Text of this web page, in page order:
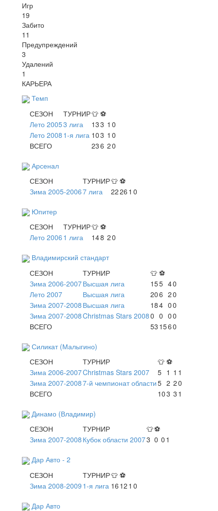
Игр
19
Забито
11
Предупреждений
3
Удалений
1
КАРЬЕРА
Темп
СЕЗОН
ТУРНИР👕 ⚽
Лето 20053 лига 133 1 0
Лето 2008 1-я лига 103 1 0
ВСЕГО
236 20
Арсенал
СЕЗОН
ТУРНИР👕 ⚽
Зима 2005-20067 лига 2226 1 0
Юпитер
СЕЗОН
ТУРНИР👕 ⚽
Лето 2006 1 лига 148 20
Владимирский стандарт
СЕЗОН
ТУРНИР 👕 ⚽
Зима 2006-2007Высшая лига 155 40
Лето 2007
Высшая лига 206 20
Зима 2007-2008 Высшая лига 184 00
Зима 2007-2008Christmas Stars 20080 0 00
ВСЕГО
53 1560
Силикат (Малыгино)
СЕЗОН
ТУРНИР 👕 ⚽
Зима 2006-2007Christmas Stars 2007 5 1 1 1
Зима 2007-20087-й чемпионат области5 2 20
ВСЕГО
103 3 1
Динамо (Владимир)
СЕЗОН
ТУРНИР 👕⚽
Зима 2007-2008 Кубок области 20073 0 0 1
Дар Авто - 2
СЕЗОН
ТУРНИР👕 ⚽
Зима 2008-2009 1-я лига 16 12 1 0
Дар Авто